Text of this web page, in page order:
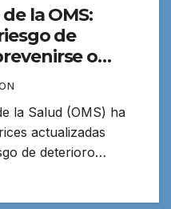
la OMS:
de
o
la Salud (OMS) ha
actualizadas
de deterioro…